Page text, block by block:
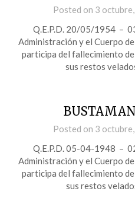
Posted on 3
Q.E.P.D. 20/05/1954 –
Administración y el Cuerpo
participa del fallecimiento
sus restos
Posted on 3
Q.E.P.D. 05-04-1948 –
Administración y el Cuerpo
participa del fallecimiento
sus restos